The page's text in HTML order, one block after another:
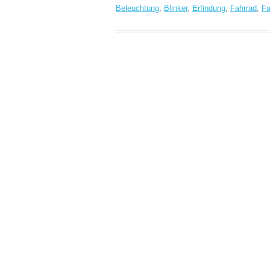
Beleuchtung Blinker, Erfindung Fahrrad